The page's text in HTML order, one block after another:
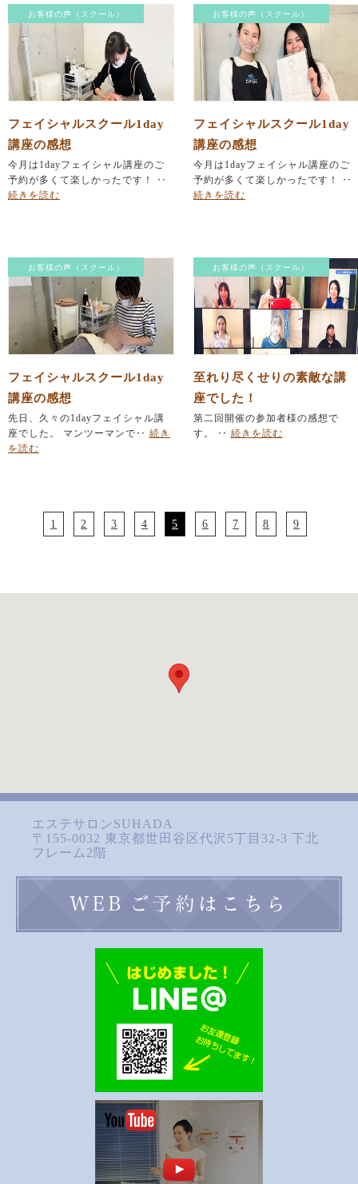
お客様の声（スクール）
フェイシャルスクール1day
講座の感想
今月は1dayフェイシャル講座のご
予約が多くて楽しかったです！ ‥
続きを読む
お客様の声（スクール）
フェイシャルスクール1day
講座の感想
今月は1dayフェイシャル講座のご
予約が多くて楽しかったです！ ‥
続きを読む
お客様の声（スクール）
フェイシャルスクール1day
講座の感想
先日、久々の1dayフェイシャル講
座でした。 マンツーマンで‥ 続き
を読む
お客様の声（スクール）
至れり尽くせりの素敵な講
座でした！
第二回開催の参加者様の感想で
す。 ‥ 続きを読む
1 2 3 4 5 6 7 8 9
エステサロンSUHADA
〒155-0032 東京都世田谷区代沢5丁目32-3 下北
フレーム2階